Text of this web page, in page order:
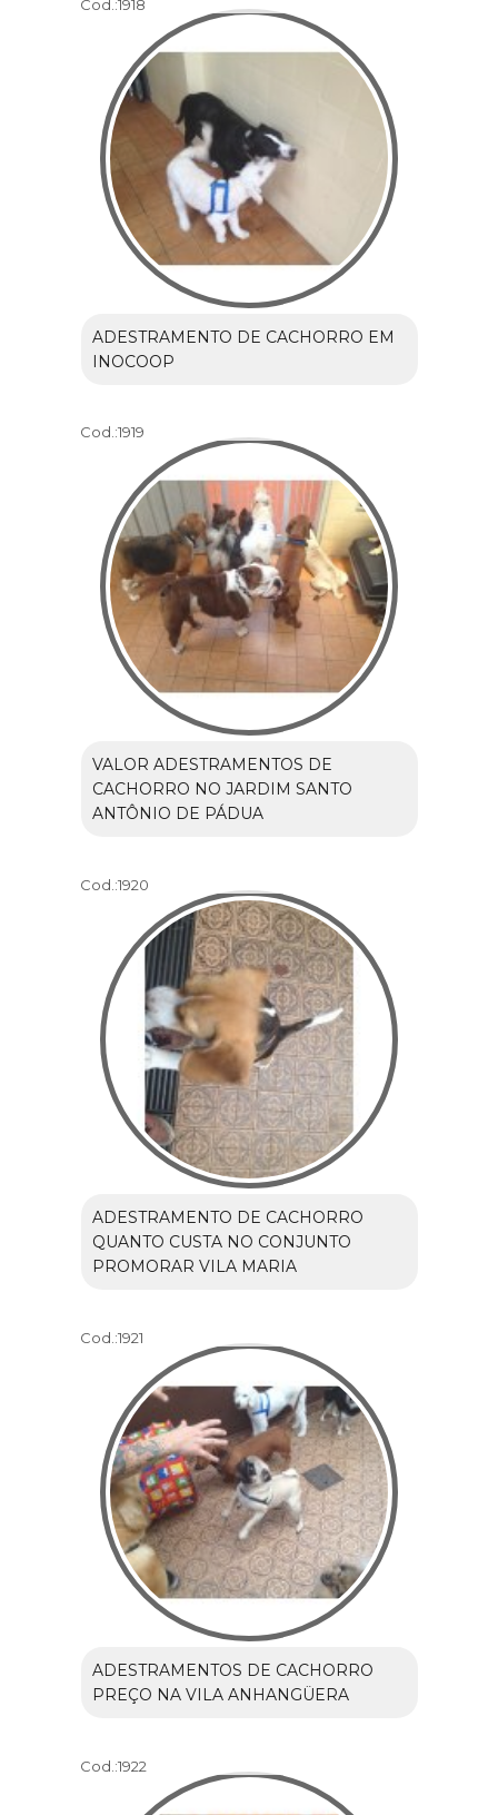
Cod.:1918
ADESTRAMENTO DE CACHORRO EM
INOCOOP
Cod.:1919
VALOR ADESTRAMENTOS DE
CACHORRO NO JARDIM SANTO
ANTÔNIO DE PÁDUA
Cod.:1920
ADESTRAMENTO DE CACHORRO
QUANTO CUSTA NO CONJUNTO
PROMORAR VILA MARIA
Cod.:1921
ADESTRAMENTOS DE CACHORRO
PREÇO NA VILA ANHANGÜERA
Cod.:1922